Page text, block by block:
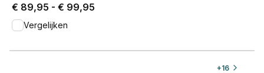
Price from € 89,95 to € 99,95.
€ 89,95 - € 99,95
Vergelijken
+16